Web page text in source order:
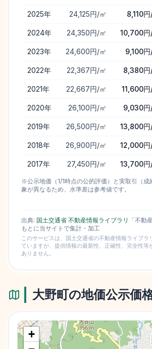
2025年 24,125円/㎡ 8,110円
2024年 24,350円/㎡ 10,700円
2023年 24,600円/㎡ 9,100円
2022年 22,367円/㎡ 8,380円
2021年 22,667円/㎡ 11,600円
2020年 26,100円/㎡ 9,030円
2019年 26,500円/㎡ 13,800円
2018年 26,900円/㎡ 12,000円
2017年 27,450円/㎡ 13,700円
※公示地価（1/1時点の公的評価）と実取引（成
象が異なるため、水準差は参考値です。
出典: 国土交通省 不動産情報ライブラリ
「不動
もとに当サイトで集計・加工
このサービスは、国土交通省の不動産情報ライブラ
ていますが、提供情報の最新性、正確性、完全性等
ありません。
大野町の地価公示価
+